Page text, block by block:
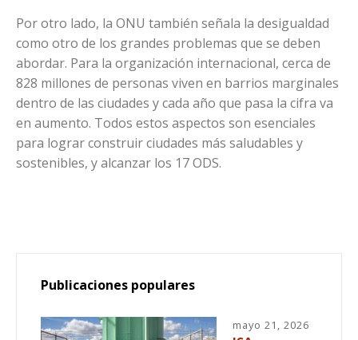
Por otro lado, la ONU también señala la desigualdad
como otro de los grandes problemas que se deben
abordar. Para la organización internacional, cerca de
828 millones de personas viven en barrios marginales
dentro de las ciudades y cada año que pasa la cifra va
en aumento. Todos estos aspectos son esenciales
para lograr construir ciudades más saludables y
sostenibles, y alcanzar los 17 ODS.
Publicaciones populares
mayo 21, 2026